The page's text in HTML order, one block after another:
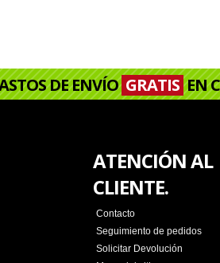
DE ENVÍO GRATISEN
ATENCIÓN AL
CLIENTE.
Contacto
Seguimiento de pedidos
Solicitar Devolución